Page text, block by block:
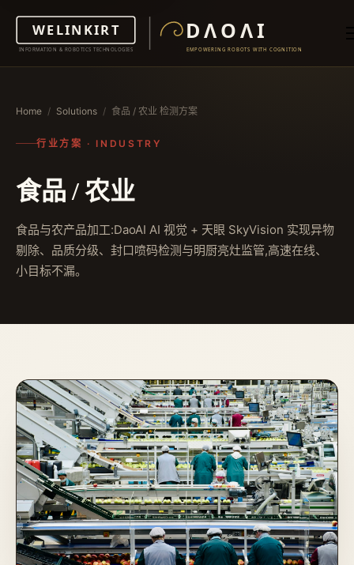
Home / Solutions / 食品 / 农业 检测方案
行业方案 · INDUSTRY
食品 / 农业
食品与农产品加工:DaoAI AI 视觉 + 天眼 SkyVision 实现异物
剔除、品质分级、封口喷码检测与明厨亮灶监管,高速在线、
小目标不漏。